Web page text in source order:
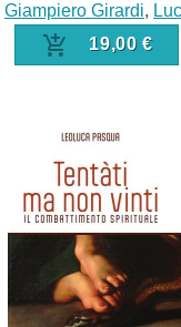
Giampiero Girardi,
19,00 €